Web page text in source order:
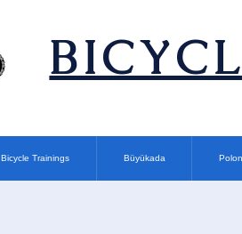
Bicycle Trainings Büyükada